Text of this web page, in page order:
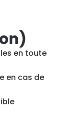
en toute
en cas de